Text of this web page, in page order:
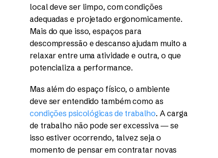
local deve ser limpo, com condições
adequadas e projetado ergonomicamente.
Mais do que isso, espaços para
descompressão e descanso ajudam muito a
relaxar entre uma atividade e outra, o que
potencializa a performance.
Mas além do espaço físico, o ambiente
deve ser entendido também como as
condições psicológicas de trabalho. A carga
de trabalho não pode ser excessiva ― se
isso estiver ocorrendo, talvez seja o
momento de pensar em contratar novas